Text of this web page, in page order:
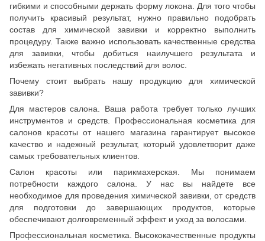
гибкими и способными держать форму локона. Для того чтобы
получить красивый результат, нужно правильно подобрать
состав для химической завивки и корректно выполнить
процедуру. Также важно использовать качественные средства
для завивки, чтобы добиться наилучшего результата и
избежать негативных последствий для волос.
Почему стоит выбрать нашу продукцию для химической
завивки?
Для мастеров салона. Ваша работа требует только лучших
инструментов и средств. Профессиональная косметика для
салонов красоты от нашего магазина гарантирует высокое
качество и надежный результат, который удовлетворит даже
самых требовательных клиентов.
Салон красоты или парикмахерская. Мы понимаем
потребности каждого салона. У нас вы найдете все
необходимое для проведения химической завивки, от средств
для подготовки до завершающих продуктов, которые
обеспечивают долговременный эффект и уход за волосами.
Профессиональная косметика. Высококачественные продукты